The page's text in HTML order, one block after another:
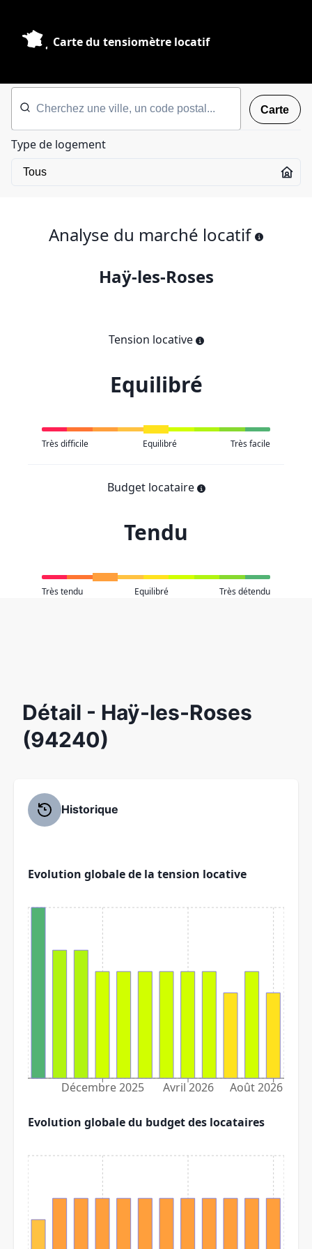
Carte du tensiomètre locatif
Carte
Type de logement
Analyse du marché locatif
Haÿ-les-Roses
Tension locative
Equilibré
Très difficile Equilibré Très facile
Budget locataire
Tendu
Très tendu Equilibré Très détendu
Détail - Haÿ-les-Roses
(94240)
Historique
Evolution globale de la tension locative
Décembre 2025 Avril 2026 Août 2026
Evolution globale du budget des locataires